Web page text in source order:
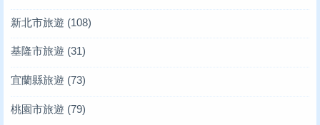
新北市旅遊 (108)
基隆市旅遊 (31)
宜蘭縣旅遊 (73)
桃園市旅遊 (79)